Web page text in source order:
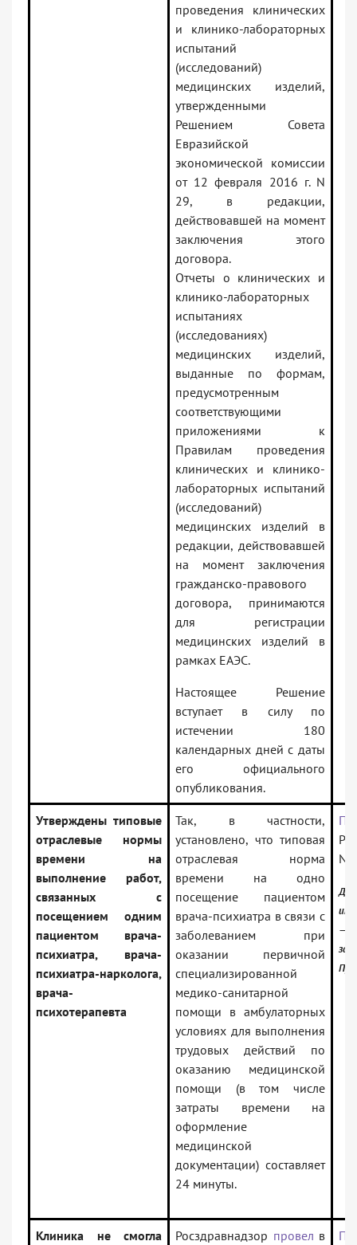
проведения клинических
и клинико-лабораторных
испытаний
(исследований)
медицинских изделий,
утвержденными
Решением Совета
Евразийской
экономической комиссии
от 12 февраля 2016 г. N
29, в редакции,
действовавшей на момент
заключения этого
договора.
Отчеты о клинических и
клинико-лабораторных
испытаниях
(исследованиях)
медицинских изделий,
выданные по формам,
предусмотренным
соответствующими
приложениями к
Правилам проведения
клинических и клинико-
лабораторных испытаний
(исследований)
медицинских изделий в
редакции, действовавшей
на момент заключения
гражданско-правового
договора, принимаются
для регистрации
медицинских изделий в
рамках ЕАЭС.
Настоящее Решение
вступает в силу по
истечении 180
календарных дней с даты
его официального
опубликования.
Утверждены типовые
отраслевые нормы
времени на
выполнение работ,
связанных с
посещением одним
пациентом врача-
психиатра, врача-
психиатра-нарколога,
врача-
психотерапевта
Так, в частности,
установлено, что типовая
отраслевая норма
времени на одно
посещение пациентом
врача-психиатра в связи с
заболеванием при
оказании первичной
специализированной
медико-санитарной
помощи в амбулаторных
условиях для выполнения
трудовых действий по
оказанию медицинской
помощи (в том числе
затраты времени на
оформление
медицинской
документации) составляет
24 минуты.
N
—
Клиника не смогла
Росздравнадзор провел в